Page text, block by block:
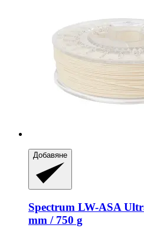
Добавяне
Spectrum LW-​ASA
mm / 750 g